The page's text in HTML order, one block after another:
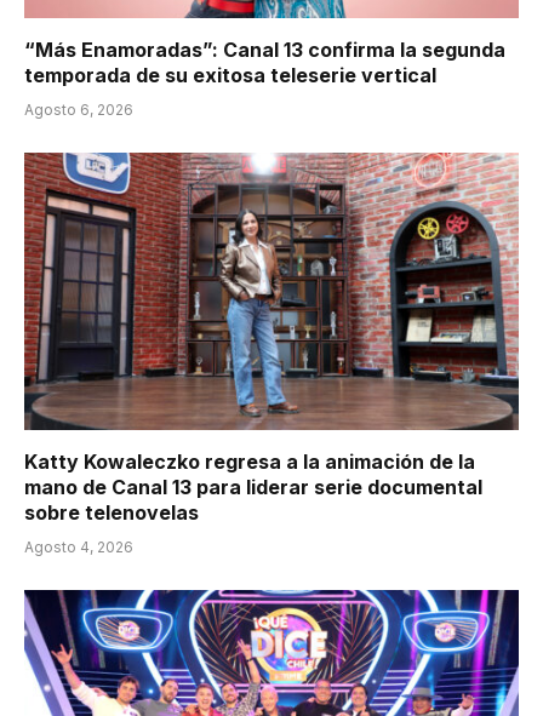
“Más Enamoradas”: Canal 13 confirma la segunda
temporada de su exitosa teleserie vertical
Agosto 6, 2026
Katty Kowaleczko regresa a la animación de la
mano de Canal 13 para liderar serie documental
sobre telenovelas
Agosto 4, 2026